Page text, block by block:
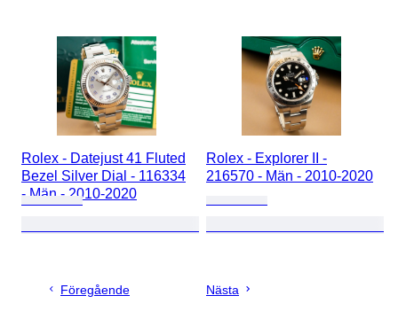
Rolex - Datejust 41 Fluted
Bezel Silver Dial - 116334
- Män - 2010-2020
Rolex - Explorer II -
216570 - Män - 2010-2020
Föregående Nästa